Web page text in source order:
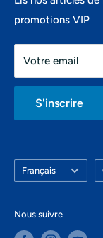
Vendredi: 10h-18h
Samedi: 10h-16h
Dimanche: fermé
promotions VIP
Votre email
S'inscrire
Langue
Français
Nous suivre